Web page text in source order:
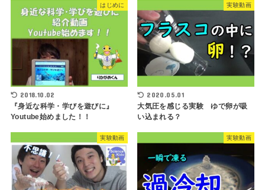
はじめに
2018.10.02
『身近な科学・学びを遊びに』
Youtube始めました！！
実験動画
2020.05.01
大気圧を感じる実験 ゆで卵が吸
い込まれる？
実験動画 実験動画